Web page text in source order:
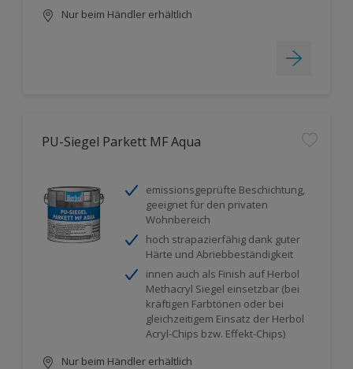
Nur beim Händler erhältlich
PU-Siegel Parkett MF Aqua
emissionsgeprüfte Beschichtung,
geeignet für den privaten
Wohnbereich
hoch strapazierfähig dank guter
Härte und Abriebbeständigkeit
innen auch als Finish auf Herbol
Methacryl Siegel einsetzbar (bei
kräftigen Farbtönen oder bei
gleichzeitigem Einsatz der Herbol
Acryl-Chips bzw. Effekt-Chips)
Nur beim Händler erhältlich